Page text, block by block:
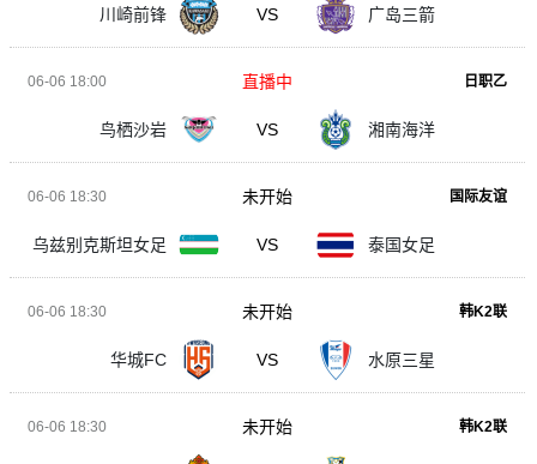
川崎前锋 VS 广岛三箭
06-06 18:00 日职乙
鸟栖沙岩 VS 湘南海洋
直播中
06-06 18:30 国际友谊
乌兹别克斯坦女足 VS 泰国女足
未开始
06-06 18:30 韩K2联
华城FC VS 水原三星
未开始
06-06 18:30 韩K2联
未开始